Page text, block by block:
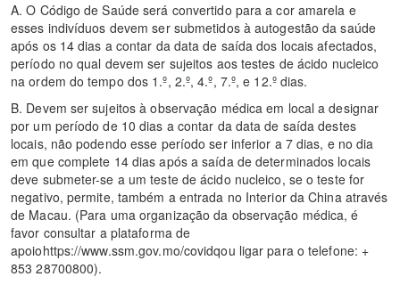
A. O Código de Saúde será convertido para a cor amarela e
esses indivíduos devem ser submetidos à autogestão da saúde
após os 14 dias a contar da data de saída dos locais afectados,
período no qual devem ser sujeitos aos testes de ácido nucleico
na ordem do tempo dos 1.º, 2.º, 4.º, 7.º, e 12.º dias.
B. Devem ser sujeitos à observação médica em local a designar
por um período de 10 dias a contar da data de saída destes
locais, não podendo esse período ser inferior a 7 dias, e no dia
em que complete 14 dias após a saída de determinados locais
deve submeter-se a um teste de ácido nucleico, se o teste for
negativo, permite, também a entrada no Interior da China através
de Macau. (Para uma organização da observação médica, é
favor consultar a plataforma de
apoiohttps://www.ssm.gov.mo/covidqou ligar para o telefone: +
853 28700800).